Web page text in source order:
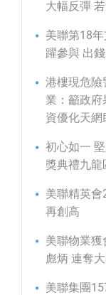
大幅反彈
美聯第18
躍參與 出
港樓現危險
業：籲政府
資優化天
初心如一
獎典禮九
美聯精英
再創高
美聯物業
彪炳 連奪
美聯集團